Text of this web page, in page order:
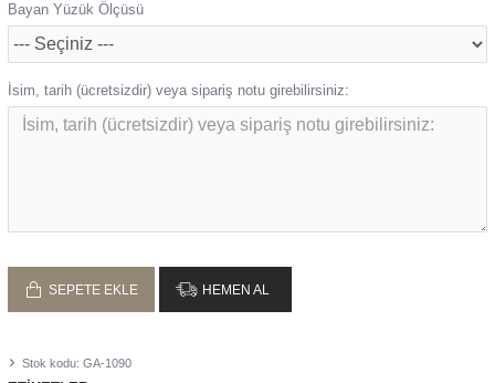
Stok kodu: GA-1090
Bayan Yüzük Ölçüsü
İsim, tarih (ücretsizdir) veya sipariş notu girebilirsiniz:
SEPETE EKLE HEMEN AL